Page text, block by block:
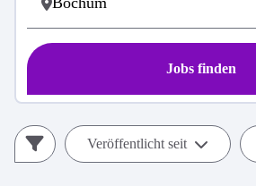
Jobs finden
Veröffentlicht seit